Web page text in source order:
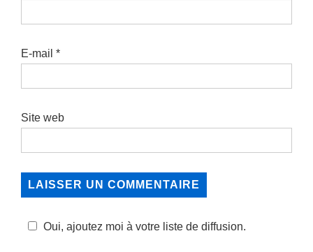
E-mail *
Site web
Oui, ajoutez moi à votre liste de diffusion.